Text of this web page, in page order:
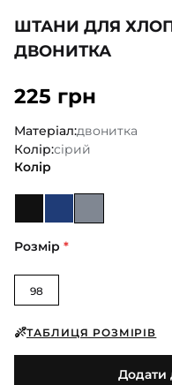
ШТАНИ ДЛЯ
ДВОНИТКА
225 грн
Матеріал:двонитка
Колір:сірий
Колір
Розмір *
98
ТАБЛИЦЯ РОЗМІРІВ
Додати
НОВИНКИ
РОЗПРОДАЖ
АКСЕСУАРИ
БІЛИЗНА ПІЖАМИ
БОДІ ПІСОЧНИКИ
ЖИЛЕТИ
КОЛГОТКИ
КОСТЮМИ
НОВИНКИ
БІЛИЗНА
БОМБЕРИ КУРТКИ
ВЕЛОСИПЕДКИ
КОЛГОТКИ
ШКАРПЕТКИ
КОСТЮМИ
КОМПЛЕКТИ
ЛОНГСЛІВИ
БЛУЗИ
РОЗПРОДАЖ
БІЛИЗНА
ГОЛЬФИ
КОМПЛЕКТИ
КУРТКИ
БОМБЕРИ
ЖІНКИ
БІЛИЗНА
ПІЖАМИ
КОМПЛЕКТИ
ФУТБОЛКИ
СЛІДИ